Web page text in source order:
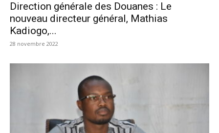
Direction générale des Douanes : Le
nouveau directeur général, Mathias
Kadiogo,...
28 novembre 2022